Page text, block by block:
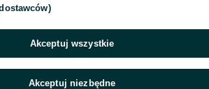
Akceptuj wszystkie
Akceptuj niezbędne